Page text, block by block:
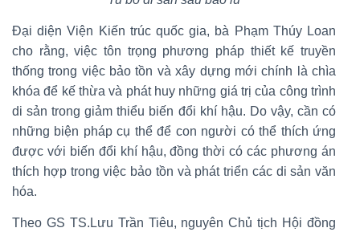
Đại diện Viện Kiến trúc quốc gia, bà Phạm Thúy Loan
cho rằng, việc tôn trọng phương pháp thiết kế truyền
thống trong việc bảo tồn và xây dựng mới chính là chìa
khóa để kế thừa và phát huy những giá trị của công trình
di sản trong giảm thiểu biến đổi khí hậu. Do vậy, cần có
những biện pháp cụ thể để con người có thể thích ứng
được với biến đổi khí hậu, đồng thời có các phương án
thích hợp trong việc bảo tồn và phát triển các di sản văn
hóa.
Theo GS TS.Lưu Trần Tiêu, nguyên Chủ tịch Hội đồng